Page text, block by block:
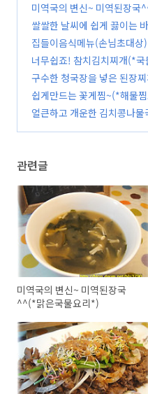
미역국의 변신~ 미역된장국
(4)
쌀쌀한 날씨에 쉽게 끓이는
(5)
집들이음식메뉴(손님초대상) 추천
기와 들깨소스*
(14)
너무쉽죠! 참치김치찌개(*
구수한 청국장을 넣은 된장
쉽게만드는 꽃게찜~(*해물
얼큰하고 개운한 김치콩나
관련글
미역국의 변신~ 미역된장국
^^(*맑은국물요리*)